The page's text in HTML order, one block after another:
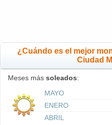
¿Cuándo es el mejor
Ciudad
Meses más soleados:
MAYO
ENERO
ABRIL